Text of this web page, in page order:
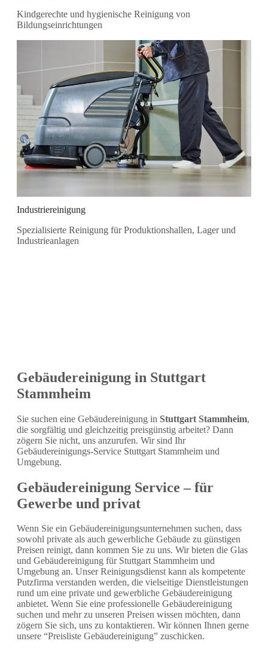
Kindgerechte und hygienische Reinigung von
Bildungseinrichtungen
Industriereinigung
Spezialisierte Reinigung für Produktionshallen, Lager und
Industrieanlagen
Gebäudereinigung in Stuttgart
Stammheim
Sie suchen eine Gebäudereinigung in Stuttgart Stammheim,
die sorgfältig und gleichzeitig preisgünstig arbeitet? Dann
zögern Sie nicht, uns anzurufen. Wir sind Ihr
Gebäudereinigungs-Service Stuttgart Stammheim und
Umgebung.
Gebäudereinigung Service – für
Gewerbe und privat
Wenn Sie ein Gebäudereinigungsunternehmen suchen, dass
sowohl private als auch gewerbliche Gebäude zu günstigen
Preisen reinigt, dann kommen Sie zu uns. Wir bieten die Glas
und Gebäudereinigung für Stuttgart Stammheim und
Umgebung an. Unser Reinigungsdienst kann als kompetente
Putzfirma verstanden werden, die vielseitige Dienstleistungen
rund um eine private und gewerbliche Gebäudereinigung
anbietet. Wenn Sie eine professionelle Gebäudereinigung
suchen und mehr zu unseren Preisen wissen möchten, dann
zögern Sie sich, uns zu kontaktieren. Wir können Ihnen gerne
unsere “Preisliste Gebäudereinigung” zuschicken.